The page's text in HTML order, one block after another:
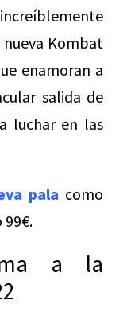
Kombat
enamoran a
salida de
luchar en las
pala como
99€.
a la